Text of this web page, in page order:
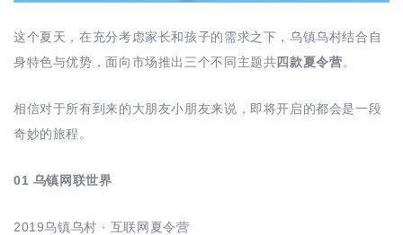
这个夏天，在充分考虑家长和孩子的需求之下，乌镇乌村结合自
身特色与优势，面向市场推出三个不同主题共四款夏令营。
相信对于所有到来的大朋友小朋友来说，即将开启的都会是一段
奇妙的旅程。
01 乌镇网联世界
2019乌镇乌村 · 互联网夏令营